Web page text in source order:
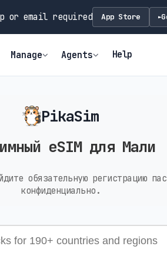
or email required App Store ►
Manage Agents Help
PikaSim
eSIM для Мали
обязательную регистрацию
конфиденциально.